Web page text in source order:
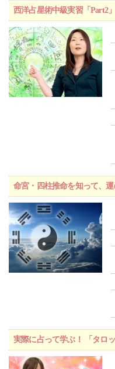
西洋占星術中級実習「Part2
命宮・四柱推命を知って、
実際に占って学ぶ！ 「タロ